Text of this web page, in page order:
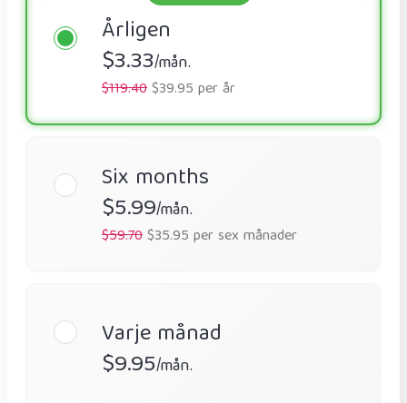
Årligen
$3.33/mån.
$119.40$39.95 per år
Six months
$5.99/mån.
$59.70$35.95 per sex månader
Varje månad
$9.95/mån.